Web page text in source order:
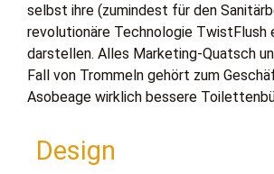
selbst ihre (zumindest für den
revolutionäre Technologie TwistFlush
darstellen. Alles Marketing-Quatsch
Fall von Trommeln gehört zum
Asobeage wirklich bessere
Design